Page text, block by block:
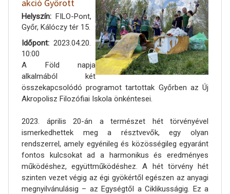
akció Győrött
Helyszín
FILO-Pont,
Győr, Kálóczy tér 15.
Időpont
2023.04.20.
10:00
A Föld napja
alkalmából két
összekapcsolódó programot tartottak Győrben az Új
Akropolisz Filozófiai Iskola önkéntesei.
2023. április 20-án a természet hét törvényével
ismerkedhettek meg a résztvevők, egy olyan
rendszerrel, amely egyénileg és közösségileg egyaránt
fontos kulcsokat ad a harmonikus és eredményes
működéshez, együttműködéshez. A hét törvény hét
szinten vezet végig az égi gyökértől egészen az anyagi
megnyilvánulásig – az Egységtől a Ciklikusságig. Ez a